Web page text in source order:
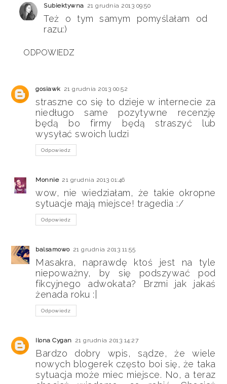
Subiektywna 21 grudnia 2013 09:50
Też o tym samym pomyślałam od
razu:)
ODPOWIEDZ
gosiawk 21 grudnia 2013 00:52
straszne co się to dzieje w internecie za
niedługo same pozytywne recenzję
będą bo firmy będą straszyć lub
wysyłać swoich ludzi
Odpowiedz
Monnie 21 grudnia 2013 01:46
wow, nie wiedziałam, że takie okropne
sytuacje mają miejsce! tragedia :/
Odpowiedz
balsamowo 21 grudnia 2013 11:55
Masakra, naprawdę ktoś jest na tyle
niepoważny, by się podszywać pod
fikcyjnego adwokata? Brzmi jak jakaś
żenada roku :|
Odpowiedz
Ilona Cygan 21 grudnia 2013 14:27
Bardzo dobry wpis, sądze, że wiele
nowych blogerek często boi się, że taka
sytuacja może miec miejsce. No, a teraz